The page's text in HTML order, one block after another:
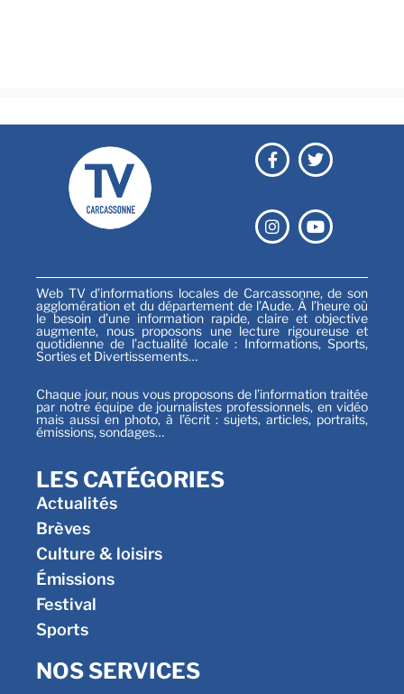
Web TV d’informations locales de Carcassonne, de son
agglomération et du département de l’Aude. À l’heure où
le besoin d’une information rapide, claire et objective
augmente, nous proposons une lecture rigoureuse et
quotidienne de l’actualité locale : Informations, Sports,
Sorties et Divertissements…
Chaque jour, nous vous proposons de l’information traitée
par notre équipe de journalistes professionnels, en vidéo
mais aussi en photo, à l’écrit : sujets, articles, portraits,
émissions, sondages…
LES CATÉGORIES
Actualités
Brèves
Culture & loisirs
Émissions
Festival
Sports
NOS SERVICES